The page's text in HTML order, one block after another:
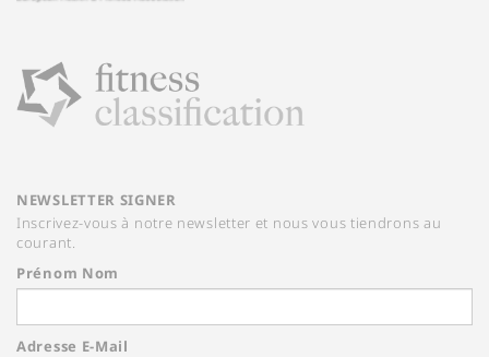
NEWSLETTER SIGNER
Inscrivez-vous à notre newsletter et nous vous tiendrons au
courant.
Prénom Nom
Adresse E-Mail